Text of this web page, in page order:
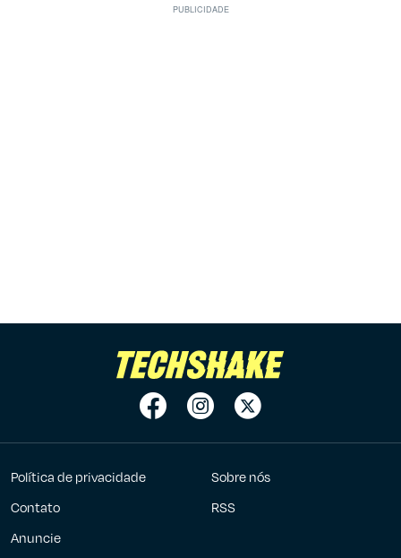
Política de privacidade
Sobre nós
Contato
RSS
Anuncie